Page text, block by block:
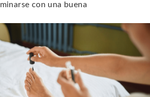
con una buena